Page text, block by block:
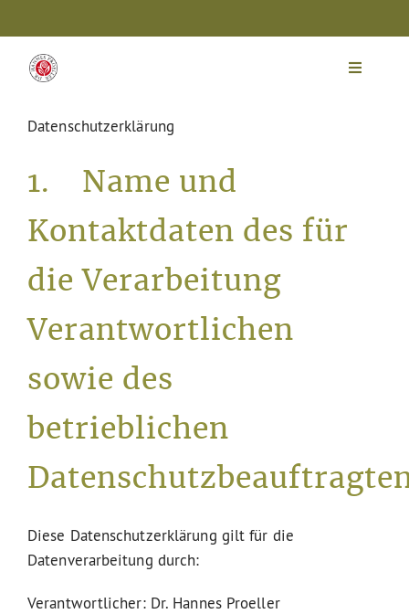
Inhalt
springen
Toggle
Apotheken
Homöopathie
Service
Datenschutzerklärung
1. Name und
Kontaktdaten des für
die Verarbeitung
Verantwortlichen
sowie des
betrieblichen
Diese Datenschutzerklärung gilt für die
Datenverarbeitung durch:
Verantwortlicher: Dr. Hannes Proeller